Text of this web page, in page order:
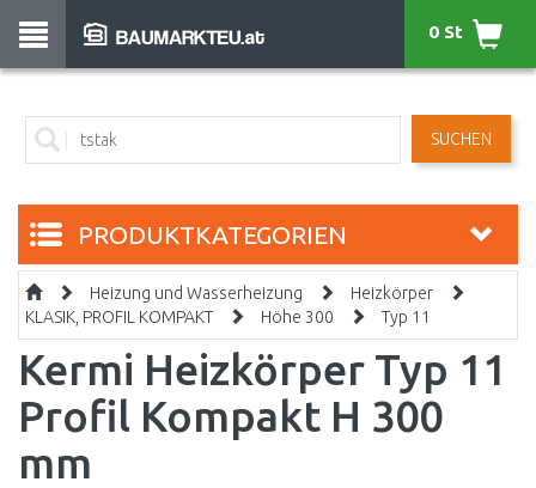
SUCHEN
0 St
PRODUKTKATEGORIEN
Heizung und Wasserheizung
Heizkörper
KLASIK, PROFIL KOMPAKT
Höhe 300 Typ 11
Kermi Heizkörper Typ 11
Profil Kompakt H 300
mm